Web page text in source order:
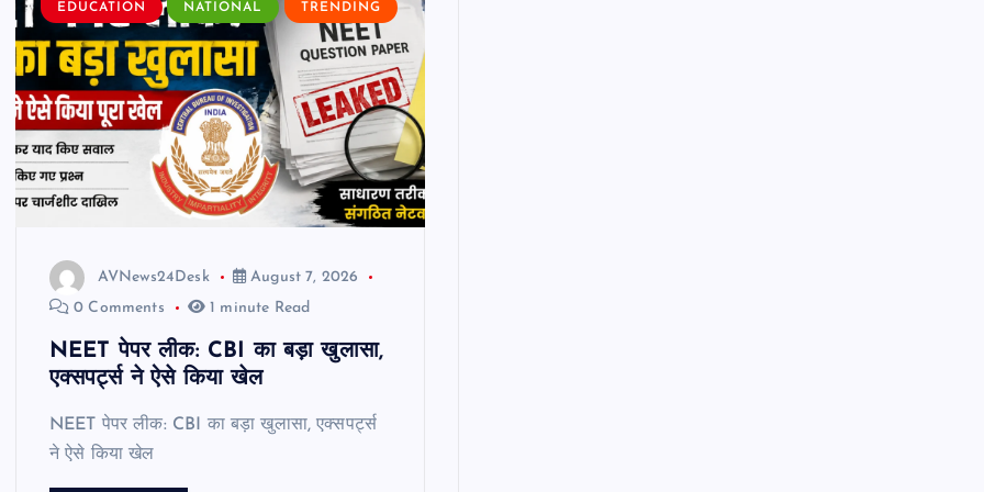
EDUCATION NATIONAL TRENDING
AVNews24Desk
August 7, 2026
0 Comments
1 minute Read
NEET पेपर लीक: CBI का बड़ा खुलासा,
एक्सपर्ट्स ने ऐसे किया खेल
NEET पेपर लीक: CBI का बड़ा खुलासा, एक्सपर्ट्स
ने ऐसे किया खेल